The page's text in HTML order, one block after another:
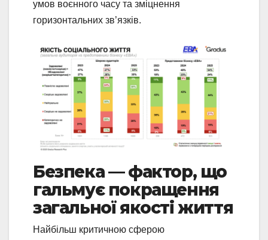
умов воєнного часу та зміцнення
горизонтальних зв’язків.
Безпека — фактор, що
гальмує покращення
загальної якості життя
Найбільш критичною сферою